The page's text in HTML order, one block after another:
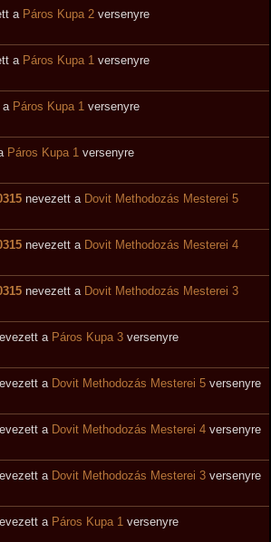
a Páros Kupa 2 versenyre
a Páros Kupa 1 versenyre
a Páros Kupa 1 versenyre
Páros Kupa 1 versenyre
nevezett a Dovit Methodozás Mesterei 5
nevezett a Dovit Methodozás Mesterei 4
nevezett a Dovit Methodozás Mesterei 3
a Páros Kupa 3 versenyre
a Dovit Methodozás Mesterei 5 versenyre
a Dovit Methodozás Mesterei 4 versenyre
a Dovit Methodozás Mesterei 3 versenyre
a Páros Kupa 1 versenyre